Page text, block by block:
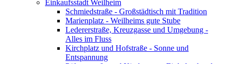
Einkaufsstadt Weilheim
Schmiedstraße - Großstädtisch mit Tradition
Marienplatz - Weilheims gute Stube
Ledererstraße, Kreuzgasse und Umgebung -
Alles im Fluss
Kirchplatz und Hofstraße - Sonne und
Entspannung